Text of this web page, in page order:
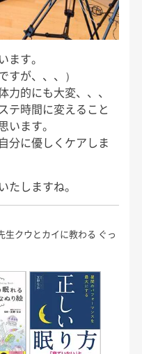
す。
すが、、、）
的にも大変、、、
テ時間に変えること
います。
分に優しくケアしま
たしますね。
生クウとカイに教わる ぐっ